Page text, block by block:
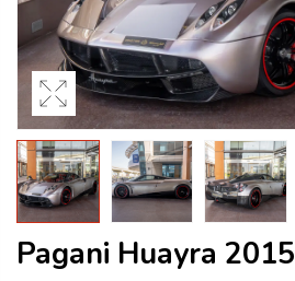
Pagani Huayra 2015